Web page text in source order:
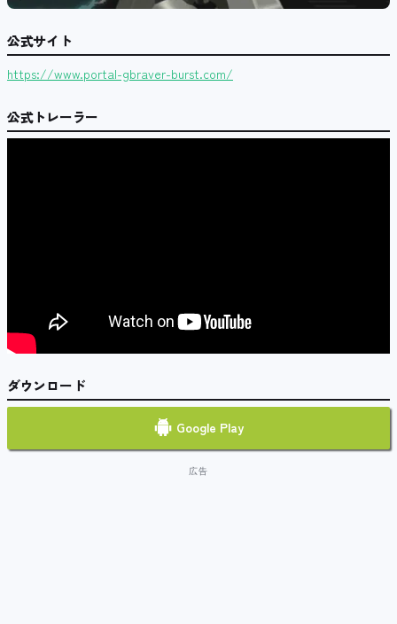
公式サイト
https://www.portal-gbraver-burst.com/
公式トレーラー
ダウンロード
Google Play